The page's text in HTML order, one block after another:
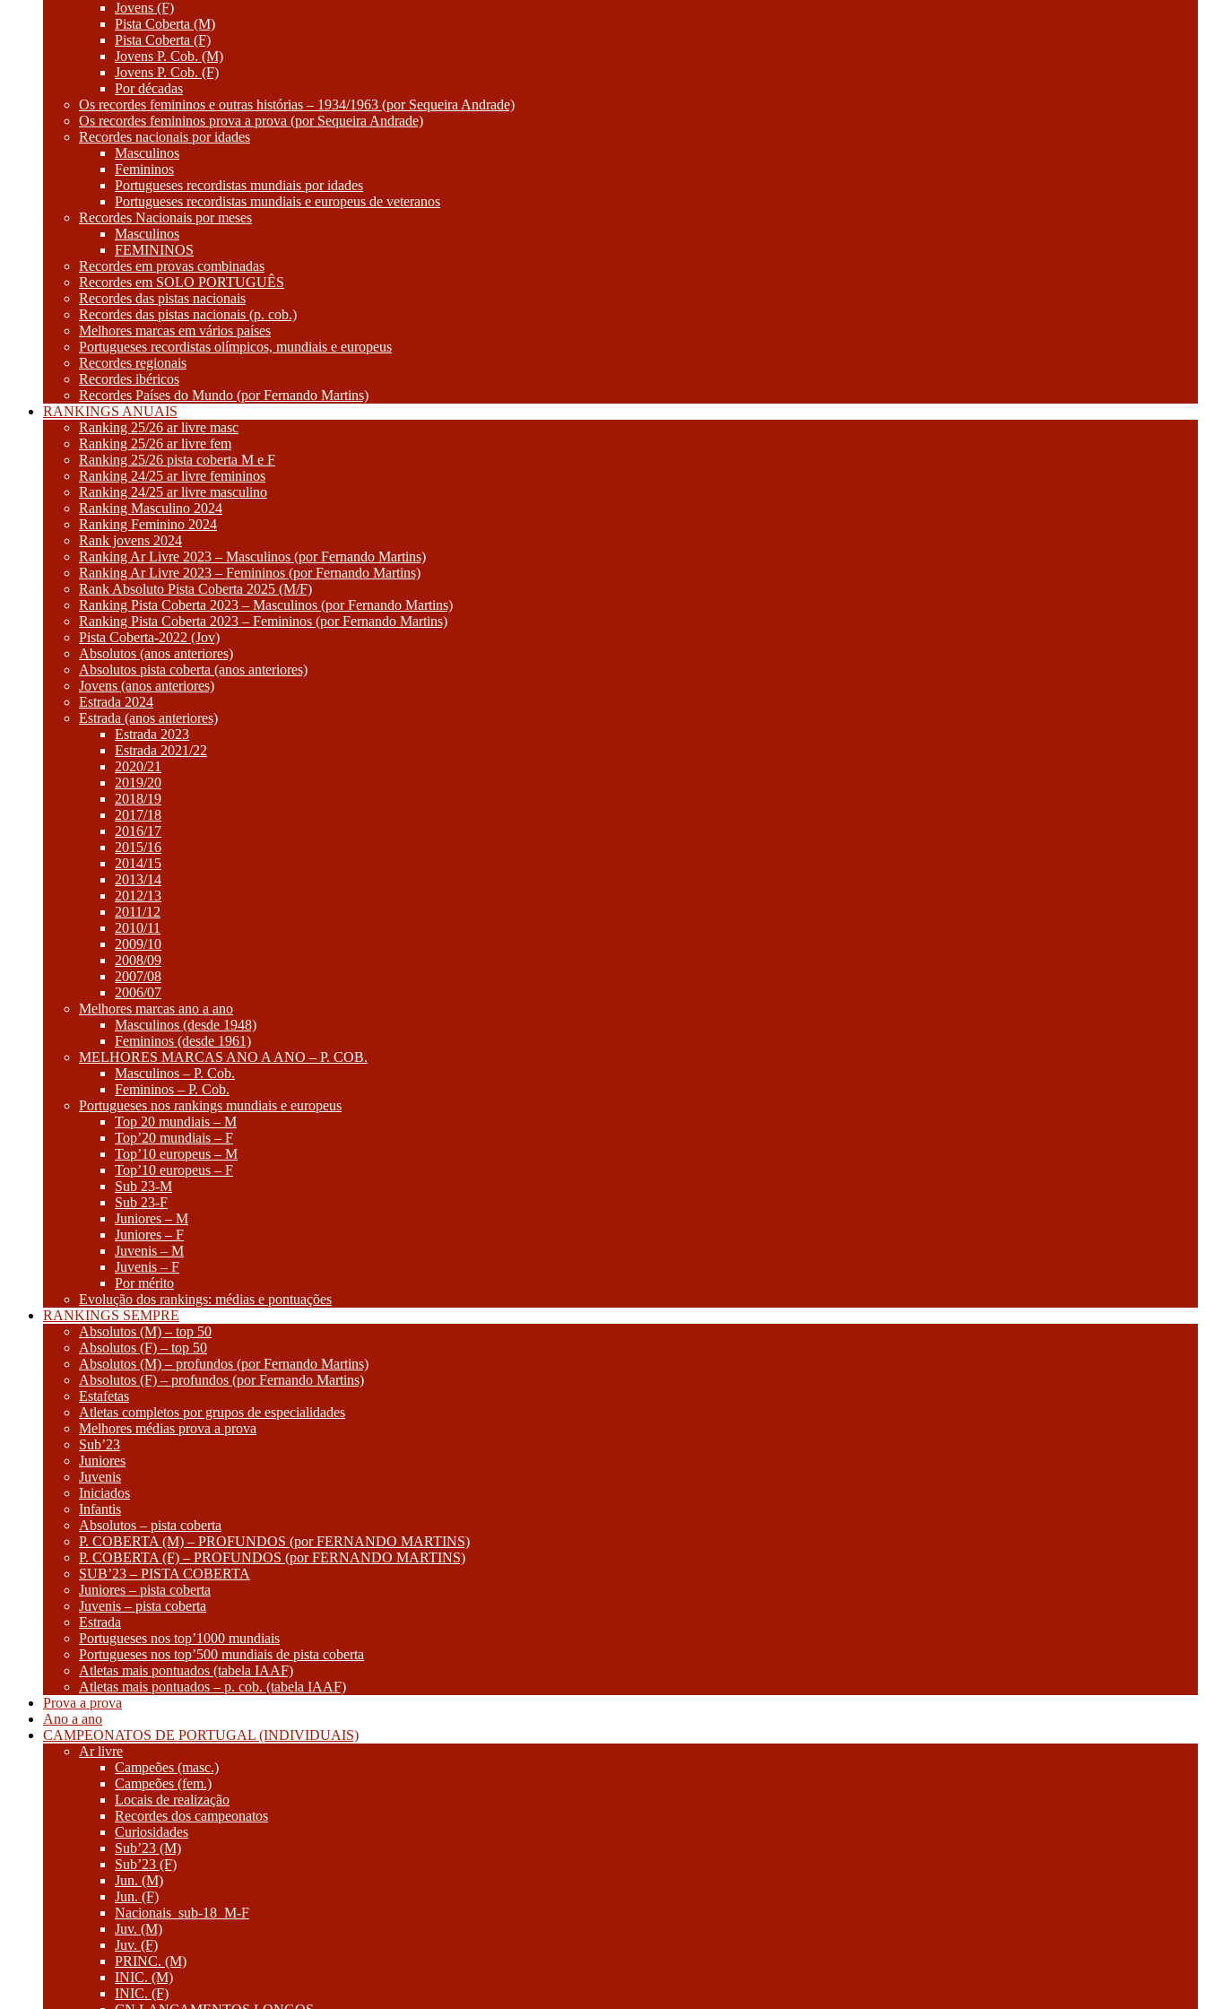
Jovens (F)
Pista Coberta (M)
Pista Coberta (F)
Jovens P. Cob. (M)
Jovens P. Cob. (F)
Por décadas
Os recordes femininos e outras histórias – 1934/1963 (por Sequeira Andrade)
Os recordes femininos prova a prova (por Sequeira Andrade)
Recordes nacionais por idades
Masculinos
Femininos
Portugueses recordistas mundiais por idades
Portugueses recordistas mundiais e europeus de veteranos
Recordes Nacionais por meses
Masculinos
FEMININOS
Recordes em provas combinadas
Recordes em SOLO PORTUGUÊS
Recordes das pistas nacionais
Recordes das pistas nacionais (p. cob.)
Melhores marcas em vários países
Portugueses recordistas olímpicos, mundiais e europeus
Recordes regionais
Recordes ibéricos
Recordes Países do Mundo (por Fernando Martins)
RANKINGS ANUAIS
Ranking 25/26 ar livre masc
Ranking 25/26 ar livre fem
Ranking 25/26 pista coberta M e F
Ranking 24/25 ar livre femininos
Ranking 24/25 ar livre masculino
Ranking Masculino 2024
Ranking Feminino 2024
Rank jovens 2024
Ranking Ar Livre 2023 – Masculinos (por Fernando Martins)
Ranking Ar Livre 2023 – Femininos (por Fernando Martins)
Rank Absoluto Pista Coberta 2025 (M/F)
Ranking Pista Coberta 2023 – Masculinos (por Fernando Martins)
Ranking Pista Coberta 2023 – Femininos (por Fernando Martins)
Pista Coberta-2022 (Jov)
Absolutos (anos anteriores)
Absolutos pista coberta (anos anteriores)
Jovens (anos anteriores)
Estrada 2024
Estrada (anos anteriores)
Estrada 2023
Estrada 2021/22
2020/21
2019/20
2018/19
2017/18
2016/17
2015/16
2014/15
2013/14
2012/13
2011/12
2010/11
2009/10
2008/09
2007/08
2006/07
Melhores marcas ano a ano
Masculinos (desde 1948)
Femininos (desde 1961)
MELHORES MARCAS ANO A ANO – P. COB.
Masculinos – P. Cob.
Femininos – P. Cob.
Portugueses nos rankings mundiais e europeus
Top 20 mundiais – M
Top’20 mundiais – F
Top’10 europeus – M
Top’10 europeus – F
Sub 23-M
Sub 23-F
Juniores – M
Juniores – F
Juvenis – M
Juvenis – F
Por mérito
Evolução dos rankings: médias e pontuações
RANKINGS SEMPRE
Absolutos (M) – top 50
Absolutos (F) – top 50
Absolutos (M) – profundos (por Fernando Martins)
Absolutos (F) – profundos (por Fernando Martins)
Estafetas
Atletas completos por grupos de especialidades
Melhores médias prova a prova
Sub’23
Juniores
Juvenis
Iniciados
Infantis
Absolutos – pista coberta
P. COBERTA (M) – PROFUNDOS (por FERNANDO MARTINS)
P. COBERTA (F) – PROFUNDOS (por FERNANDO MARTINS)
SUB’23 – PISTA COBERTA
Juniores – pista coberta
Juvenis – pista coberta
Estrada
Portugueses nos top’1000 mundiais
Portugueses nos top’500 mundiais de pista coberta
Atletas mais pontuados (tabela IAAF)
Atletas mais pontuados – p. cob. (tabela IAAF)
Prova a prova
Ano a ano
CAMPEONATOS DE PORTUGAL (INDIVIDUAIS)
Ar livre
Campeões (masc.)
Campeões (fem.)
Locais de realização
Recordes dos campeonatos
Curiosidades
Sub’23 (M)
Sub’23 (F)
Jun. (M)
Jun. (F)
Nacionais_sub-18_M-F
Juv. (M)
Juv. (F)
PRINC. (M)
INIC. (M)
INIC. (F)